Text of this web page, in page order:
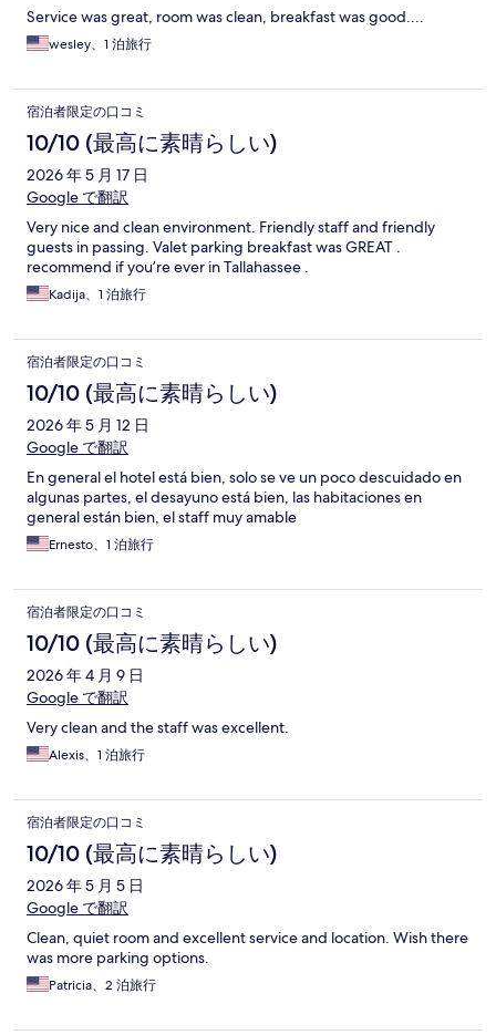
Service was great, room was clean, breakfast was good....
wesley、1 泊旅行
宿泊者限定の口コミ
10/10 (最高に素晴らしい)
2026 年 5 月 17 日
Google で翻訳
Very nice and clean environment. Friendly staff and friendly
guests in passing. Valet parking breakfast was GREAT .
recommend if you’re ever in Tallahassee .
Kadija、1 泊旅行
宿泊者限定の口コミ
10/10 (最高に素晴らしい)
2026 年 5 月 12 日
Google で翻訳
En general el hotel está bien, solo se ve un poco descuidado en
algunas partes, el desayuno está bien, las habitaciones en
general están bien, el staff muy amable
Ernesto、1 泊旅行
宿泊者限定の口コミ
10/10 (最高に素晴らしい)
2026 年 4 月 9 日
Google で翻訳
Very clean and the staff was excellent.
Alexis、1 泊旅行
宿泊者限定の口コミ
10/10 (最高に素晴らしい)
2026 年 5 月 5 日
Google で翻訳
Clean, quiet room and excellent service and location. Wish there
was more parking options.
Patricia、2 泊旅行